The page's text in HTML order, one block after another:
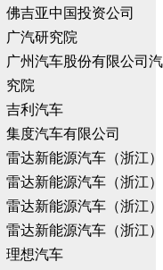
佛吉亚中国投资公司
广汽研究院
广州汽车股份有限公司
究院
吉利汽车
集度汽车有限公司
雷达新能源汽车（浙江
雷达新能源汽车（浙江
雷达新能源汽车（浙江
雷达新能源汽车（浙江
理想汽车